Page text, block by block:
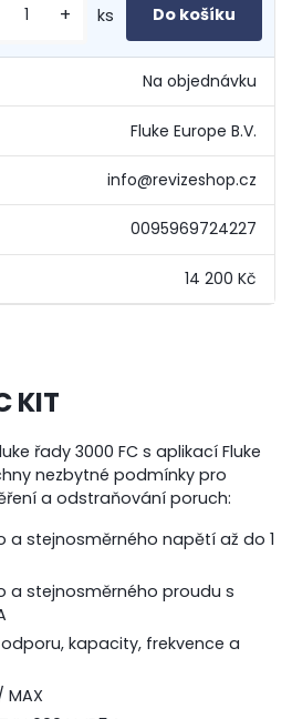
Na objednávku
Fluke Europe B.V.
info@revizeshop.cz
0095969724227
14 200 Kč
+ ks
KIT
řady 3000 FC s aplikací Fluke
nezbytné podmínky pro
a odstraňování poruch:
a stejnosměrného napětí až do 1
a stejnosměrného proudu s
kapacity, frekvence a
MAX